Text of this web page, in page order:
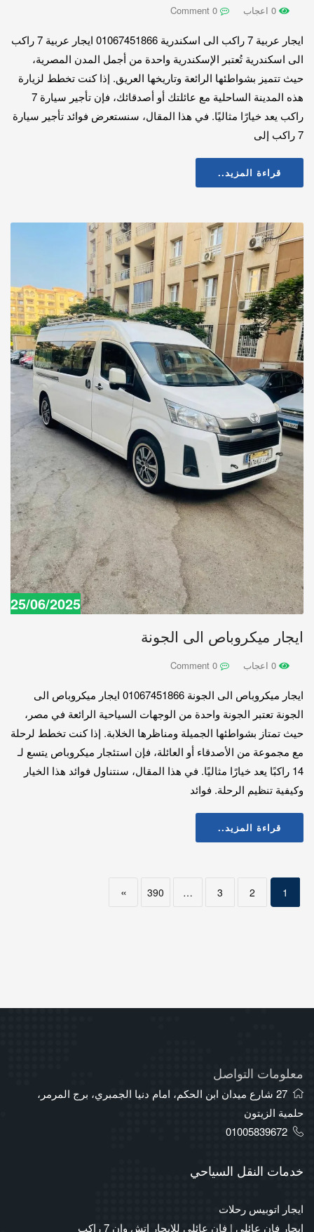
ايجار عربية 7 راكب الى اسكندرية 01067451866 ايجار عربية 7 راكب
الى اسكندرية تُعتبر الإسكندرية واحدة من أجمل المدن المصرية،
حيث تتميز بشواطئها الرائعة وتاريخها العريق. إذا كنت تخطط لزيارة
هذه المدينة الساحلية مع عائلتك أو أصدقائك، فإن تأجير سيارة 7
راكب يعد خيارًا مثاليًا. في هذا المقال، سنستعرض فوائد تأجير سيارة
7 راكب إلى
قراءة المزيد..
25/06/2025
ايجار ميكروباص الى الجونة
ايجار ميكروباص الى الجونة 01067451866 ايجار ميكروباص الى
الجونة تعتبر الجونة واحدة من الوجهات السياحية الرائعة في مصر،
حيث تمتاز بشواطئها الجميلة ومناظرها الخلابة. إذا كنت تخطط لرحلة
مع مجموعة من الأصدقاء أو العائلة، فإن استئجار ميكروباص يتسع لـ
14 راكبًا يعد خيارًا مثاليًا. في هذا المقال، سنتناول فوائد هذا الخيار
وكيفية تنظيم الرحلة. فوائد
قراءة المزيد..
1
2
3
…
390
»
معلومات التواصل
27 شارع ميدان ابن الحكم، امام دنيا الجمبري، برج المرمر،
حلمية الزيتون
01005839672
خدمات النقل السياحي
ايجار اتوبيس رحلات
ايجار فان عائلي | فان عائلي للايجار اتش وان 7 راكب